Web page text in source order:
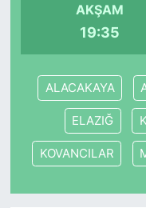
AKŞAM
19:35
ALACAKAYA
ELAZIĞ
KOVANCILAR
SPOR
TEKNOLOJİ
TÜRKİYE VE
VİDEO GALERİ